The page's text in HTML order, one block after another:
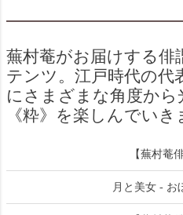
蕪村菴がお届けする俳
テンツ。江戸時代の代
にさまざまな角度から
《粋》を楽しんでいき
【蕪村菴
月と美女 - お